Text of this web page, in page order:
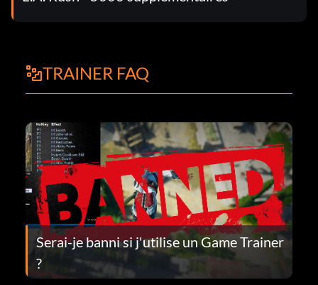
TRAINER FAQ
Serai-je banni si j'utilise un Game Trainer
?